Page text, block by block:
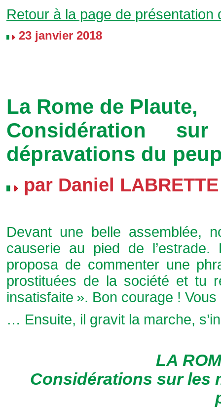
Retour à la page de
23 janvier 2018
La Rome de Plaute,
Considération
dépravations du
par Daniel LABRETTE
Devant une belle assemblée,
causerie au pied de
proposa de commenter une
prostituées de la société et tu
insatisfaite ». Bon courage !
… Ensuite, il gravit la marche,
LA
Considérations sur les